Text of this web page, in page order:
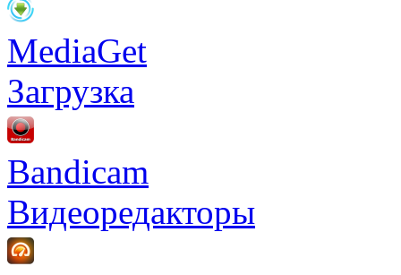
MediaGet
Загрузка
Bandicam
Видеоредакторы